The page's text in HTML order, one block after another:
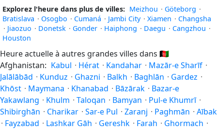
Explorez l'heure dans plus de villes: Meizhou · Göteborg ·
Bratislava · Osogbo · Cumaná · Jambi City · Xiamen · Changsha
· Jiaozuo · Donetsk · Gonder · Haiphong · Daegu · Cangzhou ·
Houston
Heure actuelle à autres grandes villes dans 🇦🇫
Afghanistan: Kabul · Hérat · Kandahar · Mazār-e Sharīf ·
Jalālābād · Kunduz · Ghazni · Balkh · Baghlān · Gardez ·
Khōst · Maymana · Khanabad · Bāzārak · Bazar-e
Yakawlang · Khulm · Taloqan · Bamyan · Pul-e Khumrī ·
Shibirghān · Charikar · Sar-e Pul · Zaranj · Paghmān · Aībak
· Fayzabad · Lashkar Gāh · Gereshk · Farah · Ghormach ·